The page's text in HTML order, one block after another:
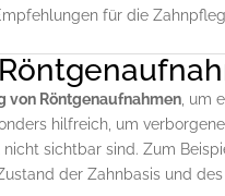
für die
von Röntgenaufnahmen , um
hilfreich, um
sichtbar sind. Zum
der Zahnbasis und